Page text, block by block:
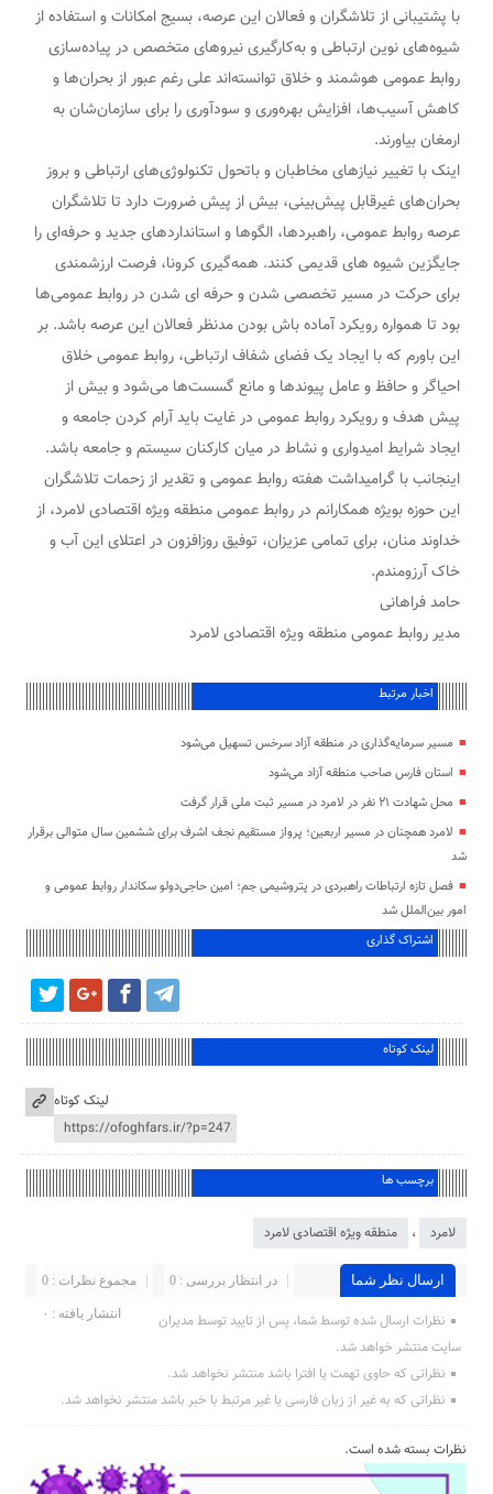
با پشتیبانی از تلاشگران و فعالان این عرصه، بسیج امکانات و استفاده از
شیوه‌های نوین ارتباطی و به‌کارگیری نیروهای متخصص در پیاده‌سازی
روابط عمومی‌ هوشمند و خلاق توانسته‌اند علی رغم عبور از بحران‌ها و
کاهش آسیب‌ها، افزایش بهره‌وری و سودآوری را برای سازمان‌شان به
ارمغان بیاورند.
اینک با تغییر نیازهای مخاطبان و باتحول تکنولوژی‌های ارتباطی و بروز
بحران‌های غیرقابل پیش‌بینی، بیش از پیش ضرورت دارد تا تلاشگران
عرصه روابط عمومی، راهبردها، الگوها و استانداردهای جدید و حرفه‌ای را
جایگزین شیوه های قدیمی کنند. همه‌گیری کرونا، فرصت ارزشمندی
برای حرکت در مسیر تخصصی شدن و حرفه ای شدن در روابط عمومی‌ها
بود تا همواره رویکرد آماده باش بودن مدنظر فعالان این عرصه باشد. بر
این باورم که با ایجاد یک فضای شفاف ارتباطی، روابط عمومی خلاق
احیاگر و حافظ و عامل پیوندها و مانع گسست‌ها می‌شود و بیش از
پیش هدف و رویکرد روابط عمومی در غایت باید آرام کردن جامعه و
ایجاد شرایط امیدواری و نشاط در میان کارکنان سیستم و جامعه باشد.
اینجانب با گرامیداشت هفته روابط عمومی و تقدیر از زحمات تلاشگران
این حوزه بویژه همکارانم در روابط عمومی منطقه ویژه اقتصادی لامرد، از
خداوند منان، برای تمامی عزیزان، توفیق روزافزون در اعتلای این آب و
خاک آرزومندم.
حامد فراهانی
مدیر روابط عمومی منطقه ویژه اقتصادی لامرد
اخبار مرتبط
مسیر سرمایه‌گذاری در منطقه آزاد سرخس تسهیل می‌شود
استان فارس صاحب منطقه آزاد می‌شود
محل شهادت ۲۱ نفر در لامرد در مسیر ثبت ملی قرار گرفت
لامرد همچنان در مسیر اربعین؛ پرواز مستقیم نجف اشرف برای ششمین سال متوالی برقرار
شد
فصل تازه ارتباطات راهبردی در پتروشیمی جم؛ امین حاجی‌دولو سکاندار روابط عمومی و
امور بین‌الملل شد
اشتراک گذاری
لینک کوتاه
لینک کوتاه
برچسب ها
لامرد ، منطقه ویژه اقتصادی لامرد
ارسال نظر شما مجموع نظرات : 0 در انتظار بررسی : 0
انتشار یافته : ۰
نظرات ارسال شده توسط شما، پس از تایید توسط مدیران
سایت منتشر خواهد شد.
نظراتی که حاوی تهمت یا افترا باشد منتشر نخواهد شد.
نظراتی که به غیر از زبان فارسی یا غیر مرتبط با خبر باشد منتشر نخواهد شد.
نظرات بسته شده است.